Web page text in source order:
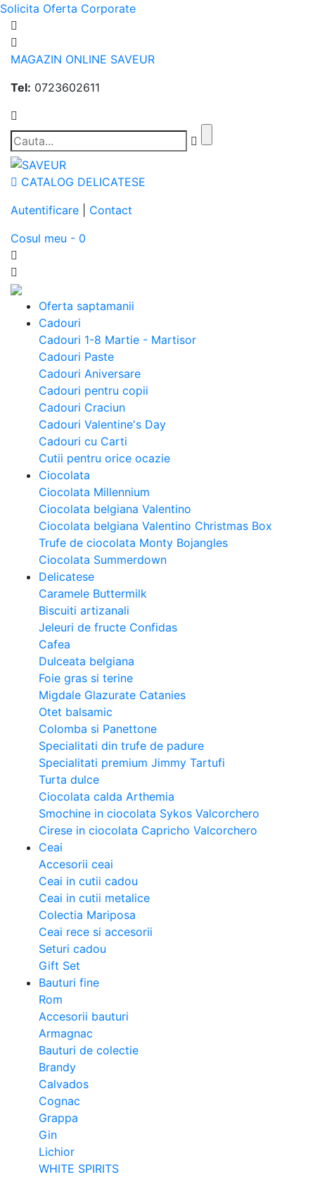
Solicita Oferta Corporate
MAGAZIN ONLINE SAVEUR
Tel: 0723602611
CATALOG DELICATESE
Autentificare
Contact
Cosul meu - 0
Oferta saptamanii
Cadouri
Cadouri 1-8 Martie - Martisor
Cadouri Paste
Cadouri Aniversare
Cadouri pentru copii
Cadouri Craciun
Cadouri Valentine's Day
Cadouri cu Carti
Cutii pentru orice ocazie
Ciocolata
Ciocolata Millennium
Ciocolata belgiana Valentino
Ciocolata belgiana Valentino Christmas Box
Trufe de ciocolata Monty Bojangles
Ciocolata Summerdown
Delicatese
Caramele Buttermilk
Biscuiti artizanali
Jeleuri de fructe Confidas
Cafea
Dulceata belgiana
Foie gras si terine
Migdale Glazurate Catanies
Otet balsamic
Colomba si Panettone
Specialitati din trufe de padure
Specialitati premium Jimmy Tartufi
Turta dulce
Ciocolata calda Arthemia
Smochine in ciocolata Sykos Valcorchero
Cirese in ciocolata Capricho Valcorchero
Ceai
Accesorii ceai
Ceai in cutii cadou
Ceai in cutii metalice
Colectia Mariposa
Ceai rece si accesorii
Seturi cadou
Gift Set
Bauturi fine
Rom
Accesorii bauturi
Armagnac
Bauturi de colectie
Brandy
Calvados
Cognac
Grappa
Gin
Lichior
WHITE SPIRITS